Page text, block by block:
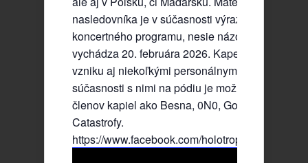
nasledovníka je v súčasnosti výraznou časťou
koncertného programu, nesie názov “individual”
vychádza 20. februára 2026. Kapela prešla od
vzniku aj niekoľkými personálnymi zmenami a v
súčasnosti s nimi na pódiu je možno vidieť
členov kapiel ako Besna, 0N0, God Defamer, či
Catastrofy.
https://www.facebook.com/holotropic